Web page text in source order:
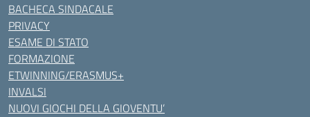
BACHECA SINDACALE
PRIVACY
ESAME DI STATO
FORMAZIONE
ETWINNING/ERASMUS+
INVALSI
NUOVI GIOCHI DELLA GIOVENTU’